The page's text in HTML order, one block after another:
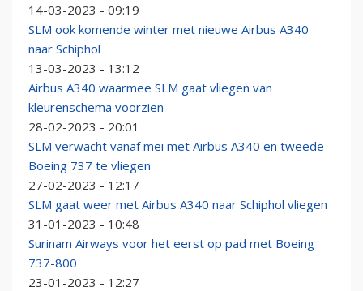
14-03-2023 - 09:19
SLM ook komende winter met nieuwe Airbus A340
naar Schiphol
13-03-2023 - 13:12
Airbus A340 waarmee SLM gaat vliegen van
kleurenschema voorzien
28-02-2023 - 20:01
SLM verwacht vanaf mei met Airbus A340 en tweede
Boeing 737 te vliegen
27-02-2023 - 12:17
SLM gaat weer met Airbus A340 naar Schiphol vliegen
31-01-2023 - 10:48
Surinam Airways voor het eerst op pad met Boeing
737-800
23-01-2023 - 12:27